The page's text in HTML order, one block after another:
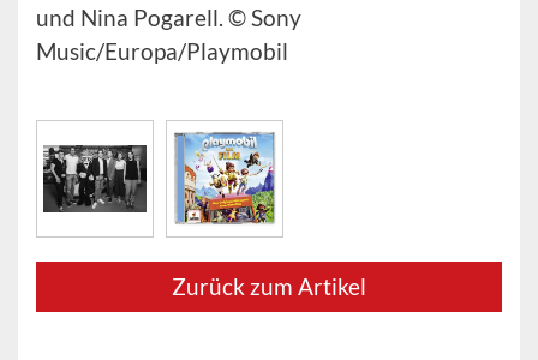
und Nina Pogarell. © Sony
Music/Europa/Playmobil
Zurück zum Artikel